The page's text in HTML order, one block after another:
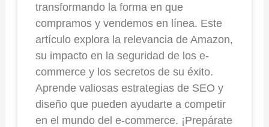
transformando la forma en que
compramos y vendemos en línea. Este
artículo explora la relevancia de Amazon,
su impacto en la seguridad de los e-
commerce y los secretos de su éxito.
Aprende valiosas estrategias de SEO y
diseño que pueden ayudarte a competir
en el mundo del e-commerce. ¡Prepárate